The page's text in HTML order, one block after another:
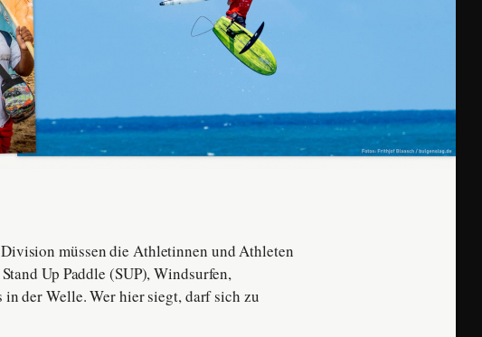
müssen die Athletinnen und Athleten
Up Paddle (SUP), Windsurfen,
der Welle. Wer hier siegt, darf sich zu